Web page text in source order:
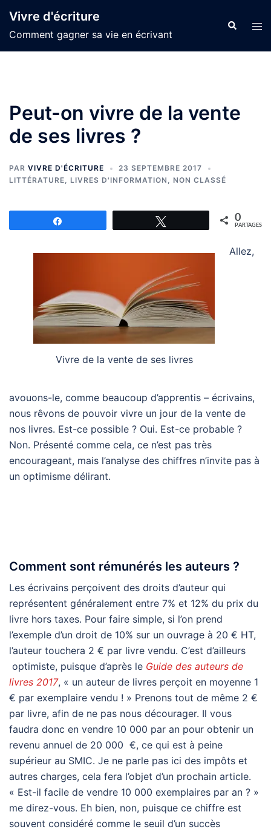
contenu
Vivre d'écriture
Comment gagner sa vie en écrivant
Peut-on vivre de la vente
de ses livres ?
PAR VIVRE D'ÉCRITURE
23 SEPTEMBRE 2017
LITTÉRATURE, LIVRES D'INFORMATION , NON CLASSÉ
0
PARTAGES
Vivre de la vente de ses livres
Allez,
avouons-le, comme beaucoup d’apprentis – écrivains,
nous rêvons de pouvoir vivre un jour de la vente de
nos livres. Est-ce possible ? Oui. Est-ce probable ?
Non. Présenté comme cela, ce n’est pas très
encourageant, mais l’analyse des chiffres n’invite pas à
un optimisme délirant.
Comment sont rémunérés les auteurs ?
Les écrivains perçoivent des droits d’auteur qui
représentent généralement entre 7% et 12% du prix du
livre hors taxes. Pour faire simple, si l’on prend
l’exemple d’un droit de 10% sur un ouvrage à 20 € HT,
l’auteur touchera 2 € par livre vendu. C’est d’ailleurs
optimiste, puisque d’après le Guide des auteurs de
livres 2017, « un auteur de livres perçoit en moyenne 1
€ par exemplaire vendu ! » Prenons tout de même 2 €
par livre, afin de ne pas nous décourager. Il vous
faudra donc en vendre 10 000 par an pour obtenir un
revenu annuel de 20 000 €, ce qui est à peine
supérieur au SMIC. Je ne parle pas ici des impôts et
autres charges, cela fera l’objet d’un prochain article.
« Est-il facile de vendre 10 000 exemplaires par an ? »
me direz-vous. Eh bien, non, puisque ce chiffre est
souvent considéré comme le seuil d’un succès